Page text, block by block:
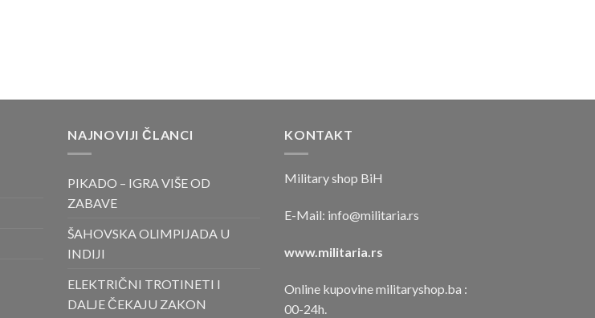
NAJNOVIJI ČLANCI
PIKADO – IGRA VIŠE OD
ZABAVE
ŠAHOVSKA OLIMPIJADA U
INDIJI
ELEKTRIČNI TROTINETI I
DALJE ČEKAJU ZAKON
KONTAKT
Military shop BiH
E-Mail: info@militaria.rs
www.militaria.rs
Online kupovine militaryshop.ba :
00-24h.